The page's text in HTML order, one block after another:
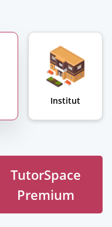
Institut
TutorSpace
Premium